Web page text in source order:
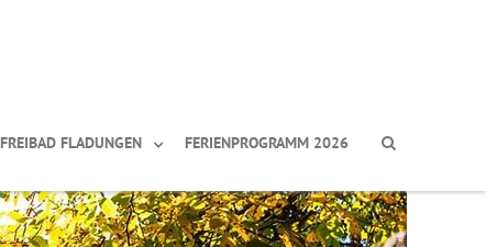
FREIBAD FLADUNGEN FERIENPROGRAMM 2026